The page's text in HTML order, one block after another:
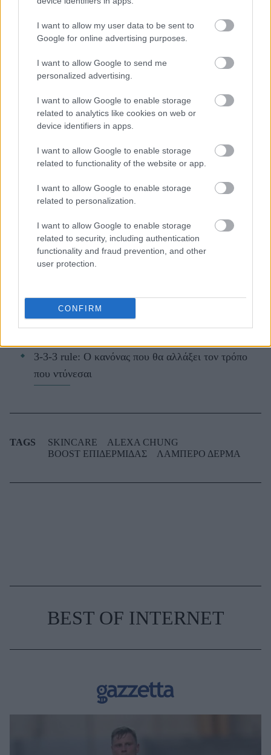
I want to allow my user data to be sent to
Google for online advertising purposes.
I want to allow Google to send me
personalized advertising.
I want to allow Google to enable storage
related to analytics like cookies on web or
device identifiers in apps.
I want to allow Google to enable storage
related to functionality of the website or app.
I want to allow Google to enable storage
related to personalization.
I want to allow Google to enable storage
related to security, including authentication
functionality and fraud prevention, and other
user protection.
CONFIRM
Ακολουθήστε
στο google news
μάθετε τα πάντα γύρω από τα
τέλεια εφαρμογή τους και τα πιο
hot beauty news.
ΔΙΑΒΑΖΟΝΤΑΙ ΤΩΡΑ
Οι μαμάκηδες του ζωδιακού: Αυτά τα ζώδια είναι
Τα 6 σημεία του σπιτιού που δεν χρειάζεται να
καθαρίζεις κάθε εβδομάδα
3-3-3 rule: Ο κανόνας που θα αλλάξει τον τρόπο
που ντύνεσαι
TAGS SKINCARE
ALEXA CHUNG
BOOST ΕΠΙΔΕΡΜΙΔΑΣ
ΛΑΜΠΕΡΟ ΔΕΡΜΑ
BEST OF INTERNET